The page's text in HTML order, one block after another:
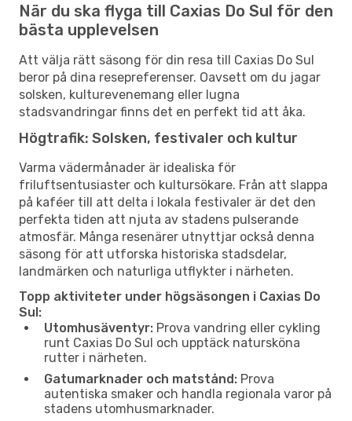
När du ska flyga till Caxias Do Sul för den
bästa upplevelsen
Att välja rätt säsong för din resa till Caxias Do Sul
beror på dina resepreferenser. Oavsett om du jagar
solsken, kulturevenemang eller lugna
stadsvandringar finns det en perfekt tid att åka.
Högtrafik: Solsken, festivaler och kultur
Varma vädermånader är idealiska för
friluftsentusiaster och kultursökare. Från att slappa
på kaféer till att delta i lokala festivaler är det den
perfekta tiden att njuta av stadens pulserande
atmosfär. Många resenärer utnyttjar också denna
säsong för att utforska historiska stadsdelar,
landmärken och naturliga utflykter i närheten.
Topp aktiviteter under högsäsongen i Caxias Do
Sul:
Utomhusäventyr: Prova vandring eller cykling
runt Caxias Do Sul och upptäck natursköna
rutter i närheten.
Gatumarknader och matstånd: Prova
autentiska smaker och handla regionala varor på
stadens utomhusmarknader.